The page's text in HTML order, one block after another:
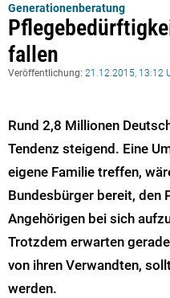
Generationenberatung
fallen
Veröffentlichung: 21.12.2015, 13:12
Rund 2,8 Millionen
Tendenz steigend. Eine
eigene Familie treffen,
Bundesbürger bereit, den
Angehörigen bei sich
Trotzdem erwarten
von ihren Verwandten,
werden.